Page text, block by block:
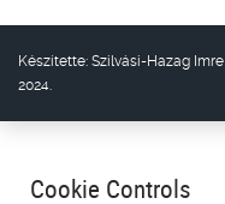
Készítette: Szilvási-Hazag Imre
2024.
Cookie Controls